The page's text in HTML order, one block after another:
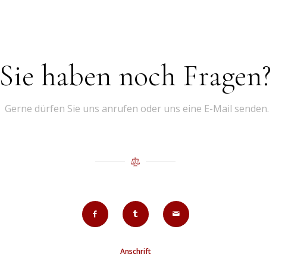
Sie haben noch Fragen?
Gerne dürfen Sie uns anrufen oder uns eine E-Mail senden.
Anschrift